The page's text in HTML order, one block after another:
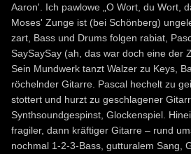
Aaron'. Ich paw­lowe „O Wort, du Wort,
Moses' Zunge ist (bei Schönberg)
zart, Bass und Drums folgen rabiat,
Say­SaySay (ah, das war doch eine der
Sein Mundwerk tanzt Walzer zu Keys,
röchelnder Gitarre. Pascal hechelt zu
stottert und hurzt zu geschlagener
Synthsoundgespinst, Glocken­spiel.
fragiler, dann kräftiger Gitarre – rund
nochmal 1-2-3-Bass, gutturalem Sang,